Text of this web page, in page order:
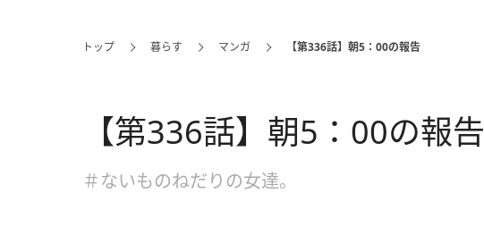
トップ 暮らす マンガ 【第336話】朝5：00の報告
【第336話】朝5：00の報告
＃ないものねだりの女達。